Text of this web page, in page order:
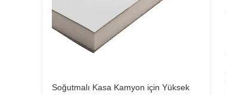
Soğutmalı Kasa Kamyon için Yüksek